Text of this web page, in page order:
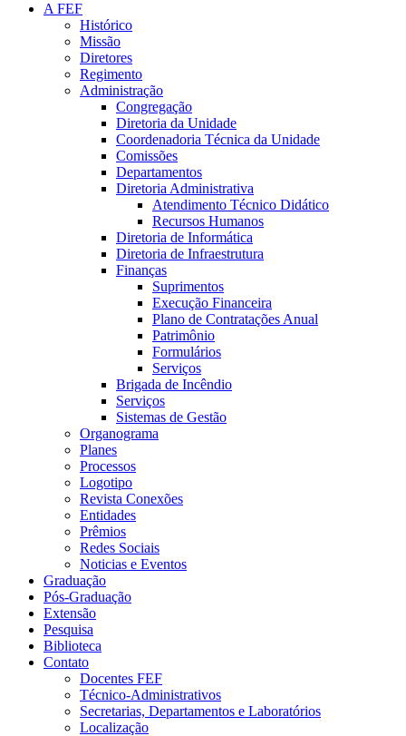
A FEF
Histórico
Missão
Diretores
Regimento
Administração
Congregação
Diretoria da Unidade
Coordenadoria Técnica da Unidade
Comissões
Departamentos
Diretoria Administrativa
Atendimento Técnico Didático
Recursos Humanos
Diretoria de Informática
Diretoria de Infraestrutura
Finanças
Suprimentos
Execução Financeira
Plano de Contratações Anual
Patrimônio
Formulários
Serviços
Brigada de Incêndio
Serviços
Sistemas de Gestão
Organograma
Planes
Processos
Logotipo
Revista Conexões
Entidades
Prêmios
Redes Sociais
Noticias e Eventos
Graduação
Pós-Graduação
Extensão
Pesquisa
Biblioteca
Contato
Docentes FEF
Técnico-Administrativos
Secretarias, Departamentos e Laboratórios
Localização